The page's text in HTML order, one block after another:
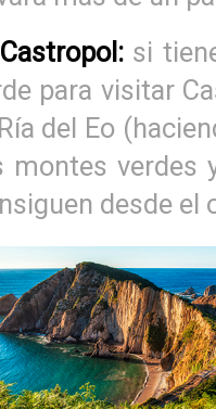
Castropol: si
para visitar
del Eo
montes verdes
desde el